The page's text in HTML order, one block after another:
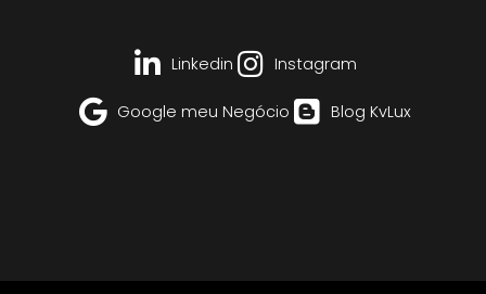
Linkedin Instagram
Google meu Negócio Blog KvLux